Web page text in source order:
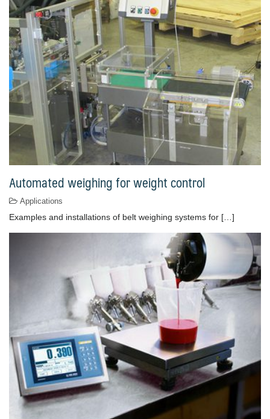
Automated weighing for weight control
Applications
Examples and installations of belt weighing systems for […]